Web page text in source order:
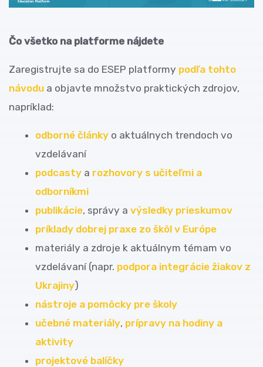
Čo všetko na platforme nájdete
Zaregistrujte sa do ESEP platformy podľa tohto
návodu a objavte množstvo praktických zdrojov,
napríklad:
odborné články o aktuálnych trendoch vo
vzdelávaní
podcasty a rozhovory s učiteľmi a
odborníkmi
publikácie, správy a výsledky prieskumov
príklady dobrej praxe zo škôl v Európe
materiály a zdroje k aktuálnym témam vo
vzdelávaní (napr. podpora integrácie žiakov z
Ukrajiny)
nástroje a pomôcky pre školy
učebné materiály, prípravy na hodiny a
aktivity
projektové balíčky